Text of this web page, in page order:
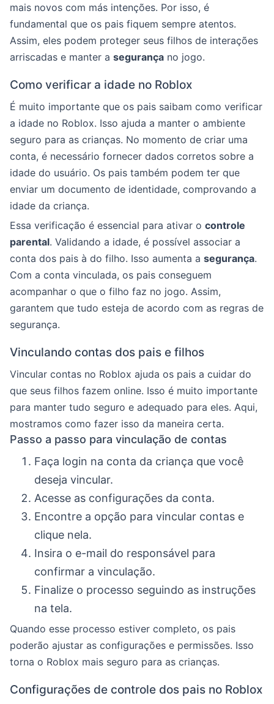
mais novos com más intenções. Por isso, é
fundamental que os pais fiquem sempre atentos.
Assim, eles podem proteger seus filhos de interações
arriscadas e manter a segurança no jogo.
Como verificar a idade no Roblox
É muito importante que os pais saibam como verificar
a idade no Roblox. Isso ajuda a manter o ambiente
seguro para as crianças. No momento de criar uma
conta, é necessário fornecer dados corretos sobre a
idade do usuário. Os pais também podem ter que
enviar um documento de identidade, comprovando a
idade da criança.
Essa verificação é essencial para ativar o controle
parental. Validando a idade, é possível associar a
conta dos pais à do filho. Isso aumenta a segurança.
Com a conta vinculada, os pais conseguem
acompanhar o que o filho faz no jogo. Assim,
garantem que tudo esteja de acordo com as regras de
segurança.
Vinculando contas dos pais e filhos
Vincular contas no Roblox ajuda os pais a cuidar do
que seus filhos fazem online. Isso é muito importante
para manter tudo seguro e adequado para eles. Aqui,
mostramos como fazer isso da maneira certa.
Passo a passo para vinculação de contas
Faça login na conta da criança que você
deseja vincular.
Acesse as configurações da conta.
Encontre a opção para vincular contas e
clique nela.
Insira o e-mail do responsável para
confirmar a vinculação.
Finalize o processo seguindo as instruções
na tela.
Quando esse processo estiver completo, os pais
poderão ajustar as configurações e permissões. Isso
torna o Roblox mais seguro para as crianças.
Configurações de controle dos pais no Roblox